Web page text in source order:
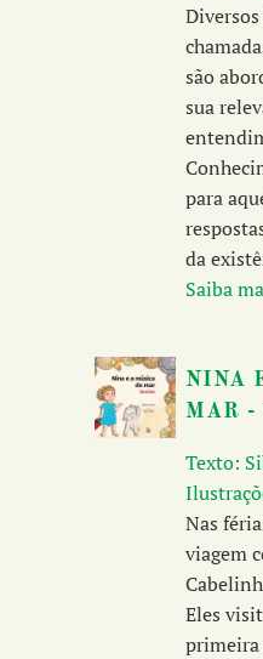
são
sua
para
da
Saiba
NINA
MAR -
Texto:
Nas
viagem
Eles
primeira